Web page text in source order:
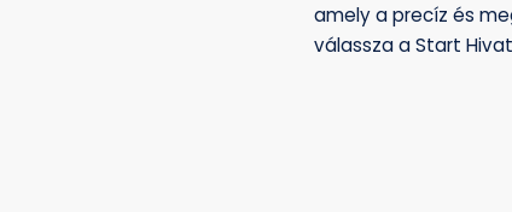
amely a precíz és
válassza a Start